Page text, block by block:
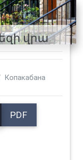
վրա
Копакабана
PDF